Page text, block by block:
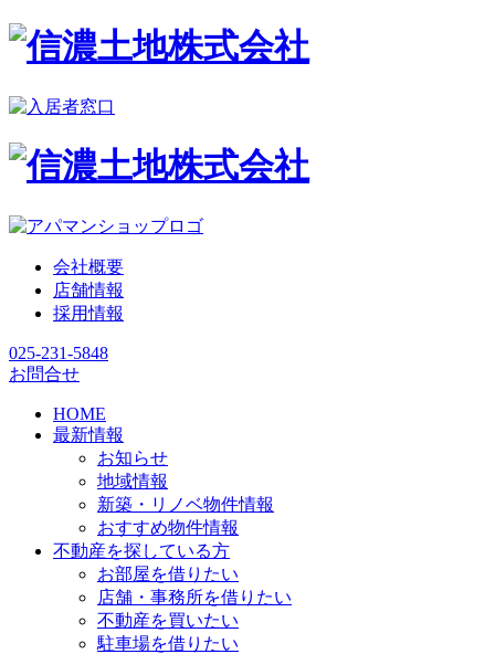
会社概要
店舗情報
採用情報
025-231-5848
お問合せ
HOME
最新情報
お知らせ
地域情報
新築・リノベ物件情報
おすすめ物件情報
不動産を探している方
お部屋を借りたい
店舗・事務所を借りたい
不動産を買いたい
駐車場を借りたい